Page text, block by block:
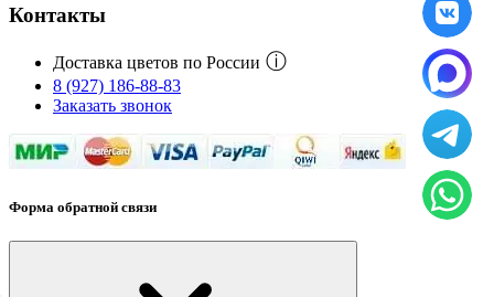
Контакты
Доставка цветов по России ⓘ
8 (927) 186-88-83
Заказать звонок
Форма обратной связи